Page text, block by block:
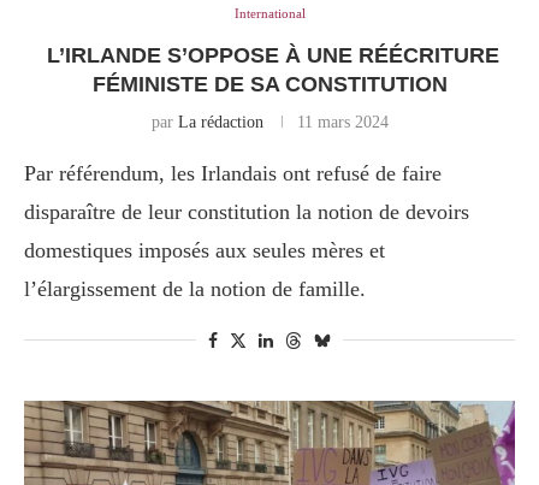
International
L’IRLANDE S’OPPOSE À UNE RÉÉCRITURE
FÉMINISTE DE SA CONSTITUTION
par La rédaction 11 mars 2024
Par référendum, les Irlandais ont refusé de faire
disparaître de leur constitution la notion de devoirs
domestiques imposés aux seules mères et
l’élargissement de la notion de famille.